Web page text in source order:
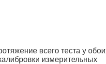
всего теста у
измерительных